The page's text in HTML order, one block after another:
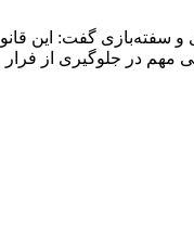
و سفته‌بازی گفت: این
در جلوگیری از فرار